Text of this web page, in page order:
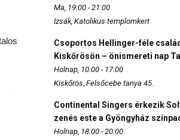
Ma, 19:00 - 21:00
Izsák, Katolikus templomkert
Csoportos Hellinger-féle
Kiskőrösön – önismereti nap
Holnap, 10:00 - 17:00
Kiskőrös, Felsőcebe tanya 45.
Continental Singers érkezik
zenés este a Gyöngyház
Holnap, 18:00 - 20:00